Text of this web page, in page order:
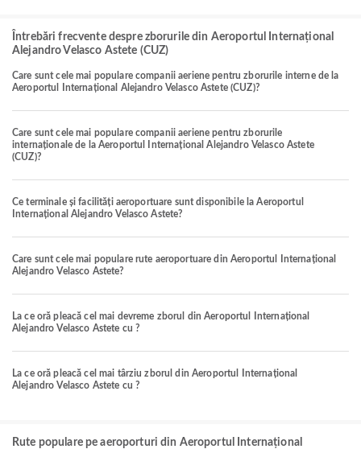
Întrebări frecvente despre zborurile din Aeroportul Internațional
Alejandro Velasco Astete (CUZ)
Care sunt cele mai populare companii aeriene pentru zborurile interne de la
Aeroportul Internațional Alejandro Velasco Astete (CUZ)?
Care sunt cele mai populare companii aeriene pentru zborurile
internaționale de la Aeroportul Internațional Alejandro Velasco Astete
(CUZ)?
Ce terminale și facilități aeroportuare sunt disponibile la Aeroportul
Internațional Alejandro Velasco Astete?
Care sunt cele mai populare rute aeroportuare din Aeroportul Internațional
Alejandro Velasco Astete?
La ce oră pleacă cel mai devreme zborul din Aeroportul Internațional
Alejandro Velasco Astete cu ?
La ce oră pleacă cel mai târziu zborul din Aeroportul Internațional
Alejandro Velasco Astete cu ?
Rute populare pe aeroporturi din Aeroportul Internațional